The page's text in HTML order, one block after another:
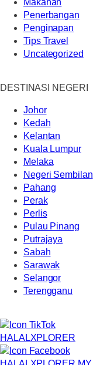
Makanan
Penerbangan
Penginapan
Tips Travel
Uncategorized
DESTINASI NEGERI
Johor
Kedah
Kelantan
Kuala Lumpur
Melaka
Negeri Sembilan
Pahang
Perak
Perlis
Pulau Pinang
Putrajaya
Sabah
Sarawak
Selangor
Terengganu
HALALXPLORER